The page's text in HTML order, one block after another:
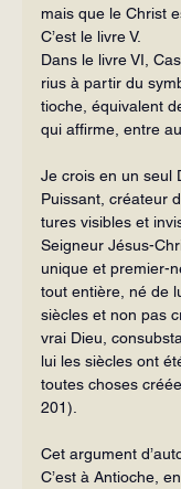
mais que le Christ
C’est le livre V.
Dans le livre VI,
rius à partir du
tioche, équivalent
qui affirme, entre
Je crois en un seul
Puissant, créateur
tures visibles et
Seigneur Jésus-
unique et premier-
tout en­tière, né de
siècles et non pas
vrai Dieu,
lui les siècles ont
toutes choses
201).
Cet argument
C’est à Antioche,